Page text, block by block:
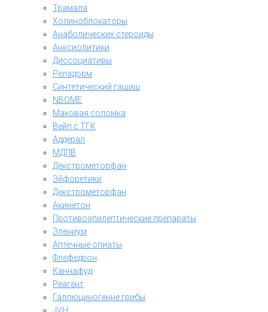
Трамала
Холиноблокаторы
Анаболических стероиды
Анксиолитики
Диссоциативы
Реладорм
Синтетический гашиш
NBOME
Маковая соломка
Вейп с ТГК
Аддерал
МДПВ
Декстрометорфан
Эйфоретики
Декстрометорфан
Акинетон
Противоэпилептические препараты
Элениум
Аптечные опиаты
Флефедрон
Каннафуд
Реагент
Галлюциногенне грибы